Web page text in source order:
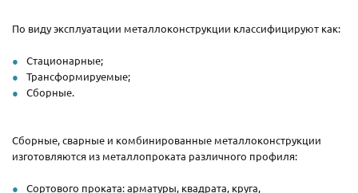
По виду эксплуатации металлоконструкции классифицируют как:
Стационарные;
Трансформируемые;
Сборные.
Сборные, сварные и комбинированные металлоконструкции
изготовляются из металлопроката различного профиля:
Сортового проката: арматуры, квадрата, круга,